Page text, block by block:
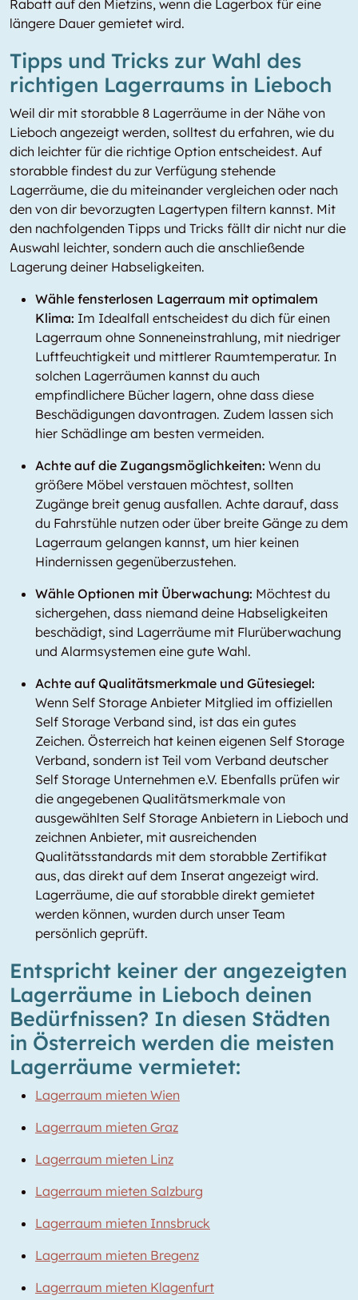
Rabatt auf den Mietzins, wenn die Lagerbox für eine
längere Dauer gemietet wird.
Tipps und Tricks zur Wahl des
richtigen Lagerraums in Lieboch
Weil dir mit storabble 8 Lagerräume in der Nähe von
Lieboch angezeigt werden, solltest du erfahren, wie du
dich leichter für die richtige Option entscheidest. Auf
storabble findest du zur Verfügung stehende
Lagerräume, die du miteinander vergleichen oder nach
den von dir bevorzugten Lagertypen filtern kannst. Mit
den nachfolgenden Tipps und Tricks fällt dir nicht nur die
Auswahl leichter, sondern auch die anschließende
Lagerung deiner Habseligkeiten.
Wähle fensterlosen Lagerraum mit optimalem
Klima: Im Idealfall entscheidest du dich für einen
Lagerraum ohne Sonneneinstrahlung, mit niedriger
Luftfeuchtigkeit und mittlerer Raumtemperatur. In
solchen Lagerräumen kannst du auch
empfindlichere Bücher lagern, ohne dass diese
Beschädigungen davontragen. Zudem lassen sich
hier Schädlinge am besten vermeiden.
Achte auf die Zugangsmöglichkeiten: Wenn du
größere Möbel verstauen möchtest, sollten
Zugänge breit genug ausfallen. Achte darauf, dass
du Fahrstühle nutzen oder über breite Gänge zu dem
Lagerraum gelangen kannst, um hier keinen
Hindernissen gegenüberzustehen.
Wähle Optionen mit Überwachung: Möchtest du
sichergehen, dass niemand deine Habseligkeiten
beschädigt, sind Lagerräume mit Flurüberwachung
und Alarmsystemen eine gute Wahl.
Achte auf Qualitätsmerkmale und Gütesiegel:
Wenn Self Storage Anbieter Mitglied im offiziellen
Self Storage Verband sind, ist das ein gutes
Zeichen. Österreich hat keinen eigenen Self Storage
Verband, sondern ist Teil vom Verband deutscher
Self Storage Unternehmen e.V. Ebenfalls prüfen wir
die angegebenen Qualitätsmerkmale von
ausgewählten Self Storage Anbietern in Lieboch und
zeichnen Anbieter, mit ausreichenden
Qualitätsstandards mit dem storabble Zertifikat
aus, das direkt auf dem Inserat angezeigt wird.
Lagerräume, die auf storabble direkt gemietet
werden können, wurden durch unser Team
persönlich geprüft.
Entspricht keiner der angezeigten
Lagerräume in Lieboch deinen
Bedürfnissen? In diesen Städten
in Österreich werden die meisten
Lagerräume vermietet:
Lagerraum mieten Wien
Lagerraum mieten Graz
Lagerraum mieten Linz
Lagerraum mieten Salzburg
Lagerraum mieten Innsbruck
Lagerraum mieten Bregenz
Lagerraum mieten Klagenfurt